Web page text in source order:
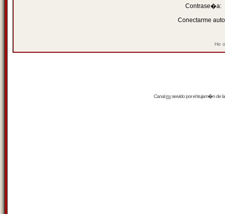
Contrase�a:
Conectarme
He
Canalrssservido por eltrujam�nde